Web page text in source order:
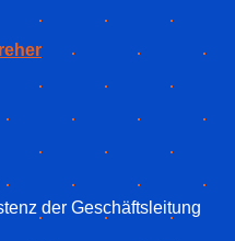
der Geschäftsleitung